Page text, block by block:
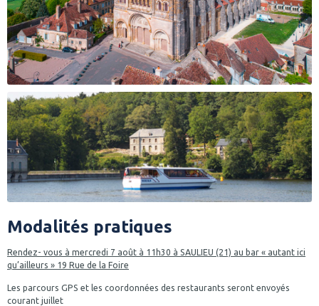
Modalités pratiques
Rendez- vous à mercredi 7 août à 11h30 à SAULIEU (21) au bar « autant ici
qu’ailleurs » 19 Rue de la Foire
Les parcours GPS et les coordonnées des restaurants seront envoyés
courant juillet